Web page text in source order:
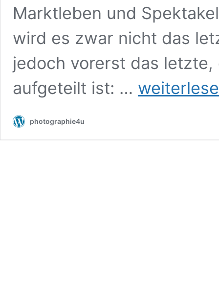
Marktleben und
wird es zwar nicht das
jedoch vorerst das
aufgeteilt ist: …
Kupfergold
–
photographie4u